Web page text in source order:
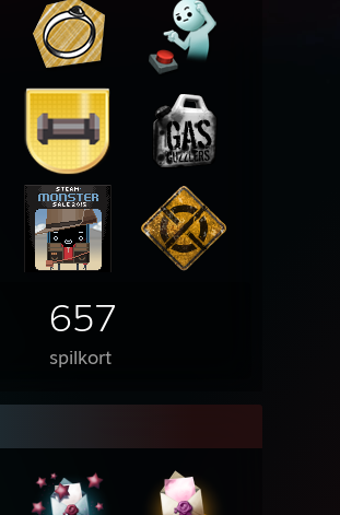
657
spilkort